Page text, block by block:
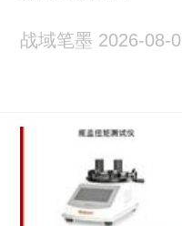
战域笔墨 2026-08-